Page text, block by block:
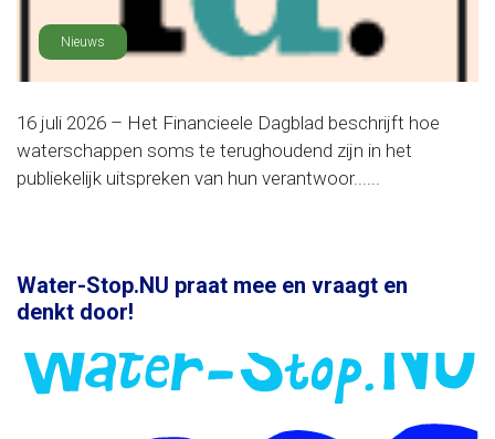
Nieuws
16 juli 2026 – Het Financieele Dagblad beschrijft hoe
waterschappen soms te terughoudend zijn in het
publiekelijk uitspreken van hun verantwoor......
Water-Stop.NU praat mee en vraagt en
denkt door!